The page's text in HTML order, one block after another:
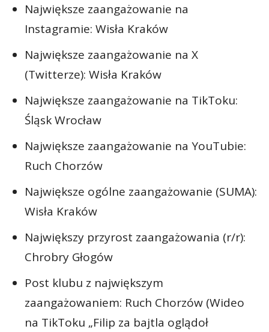
Największe zaangażowanie na
Instagramie: Wisła Kraków
Największe zaangażowanie na X
(Twitterze): Wisła Kraków
Największe zaangażowanie na TikToku:
Śląsk Wrocław
Największe zaangażowanie na YouTubie:
Ruch Chorzów
Największe ogólne zaangażowanie (SUMA):
Wisła Kraków
Największy przyrost zaangażowania (r/r):
Chrobry Głogów
Post klubu z największym
zaangażowaniem: Ruch Chorzów (Wideo
na TikToku „Filip za bajtla oglądoł